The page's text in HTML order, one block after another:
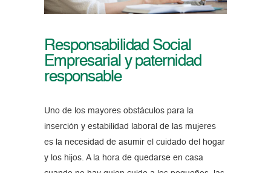
Responsabilidad Social
Empresarial y paternidad
responsable
Uno de los mayores obstáculos para la
inserción y estabilidad laboral de las mujeres
es la necesidad de asumir el cuidado del hogar
y los hijos. A la hora de quedarse en casa